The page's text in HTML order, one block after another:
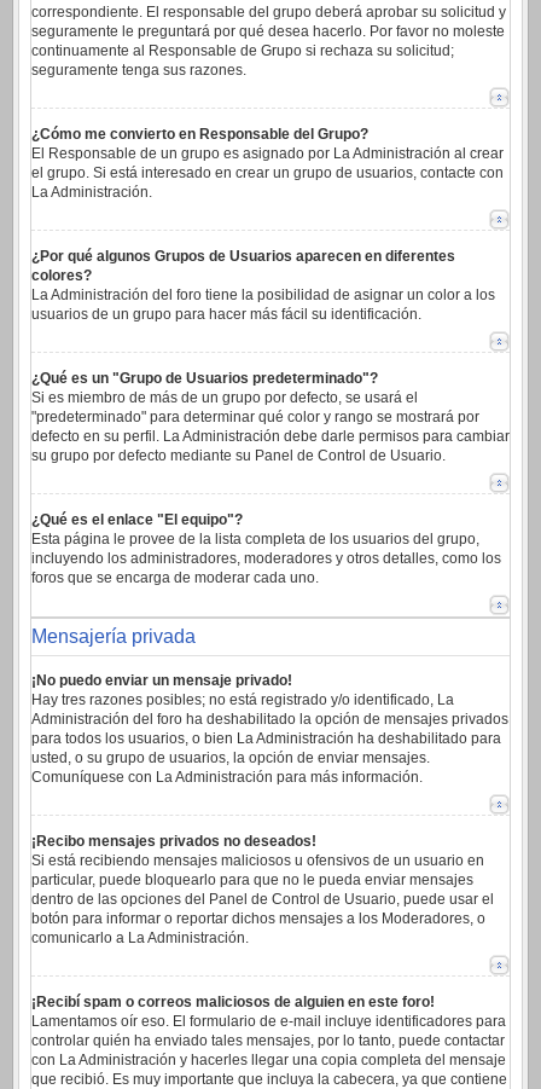
correspondiente. El responsable del grupo deberá aprobar su solicitud y
seguramente le preguntará por qué desea hacerlo. Por favor no moleste
continuamente al Responsable de Grupo si rechaza su solicitud;
seguramente tenga sus razones.
¿Cómo me convierto en Responsable del Grupo?
El Responsable de un grupo es asignado por La Administración al crear
el grupo. Si está interesado en crear un grupo de usuarios, contacte con
La Administración.
¿Por qué algunos Grupos de Usuarios aparecen en diferentes
colores?
La Administración del foro tiene la posibilidad de asignar un color a los
usuarios de un grupo para hacer más fácil su identificación.
¿Qué es un "Grupo de Usuarios predeterminado"?
Si es miembro de más de un grupo por defecto, se usará el
"predeterminado" para determinar qué color y rango se mostrará por
defecto en su perfil. La Administración debe darle permisos para cambiar
su grupo por defecto mediante su Panel de Control de Usuario.
¿Qué es el enlace "El equipo"?
Esta página le provee de la lista completa de los usuarios del grupo,
incluyendo los administradores, moderadores y otros detalles, como los
foros que se encarga de moderar cada uno.
Mensajería privada
¡No puedo enviar un mensaje privado!
Hay tres razones posibles; no está registrado y/o identificado, La
Administración del foro ha deshabilitado la opción de mensajes privados
para todos los usuarios, o bien La Administración ha deshabilitado para
usted, o su grupo de usuarios, la opción de enviar mensajes.
Comuníquese con La Administración para más información.
¡Recibo mensajes privados no deseados!
Si está recibiendo mensajes maliciosos u ofensivos de un usuario en
particular, puede bloquearlo para que no le pueda enviar mensajes
dentro de las opciones del Panel de Control de Usuario, puede usar el
botón para informar o reportar dichos mensajes a los Moderadores, o
comunicarlo a La Administración.
¡Recibí spam o correos maliciosos de alguien en este foro!
Lamentamos oír eso. El formulario de e-mail incluye identificadores para
controlar quién ha enviado tales mensajes, por lo tanto, puede contactar
con La Administración y hacerles llegar una copia completa del mensaje
que recibió. Es muy importante que incluya la cabecera, ya que contiene